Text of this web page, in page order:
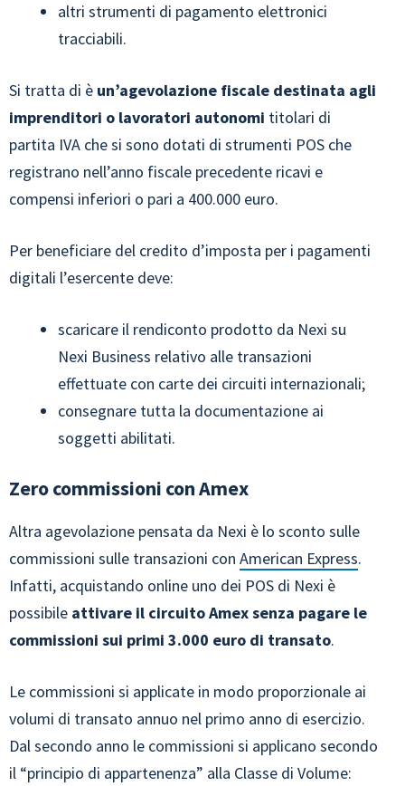
altri strumenti di pagamento elettronici
tracciabili.
Si tratta di è un’agevolazione fiscale destinata agli
imprenditori o lavoratori autonomi titolari di
partita IVA che si sono dotati di strumenti POS che
registrano nell’anno fiscale precedente ricavi e
compensi inferiori o pari a 400.000 euro.
Per beneficiare del credito d’imposta per i pagamenti
digitali l’esercente deve:
scaricare il rendiconto prodotto da Nexi su
Nexi Business relativo alle transazioni
effettuate con carte dei circuiti internazionali;
consegnare tutta la documentazione ai
soggetti abilitati.
Zero commissioni con Amex
Altra agevolazione pensata da Nexi è lo sconto sulle
commissioni sulle transazioni con American Express.
Infatti, acquistando online uno dei POS di Nexi è
possibile attivare il circuito Amex senza pagare le
commissioni sui primi 3.000 euro di transato.
Le commissioni si applicate in modo proporzionale ai
volumi di transato annuo nel primo anno di esercizio.
Dal secondo anno le commissioni si applicano secondo
il “principio di appartenenza” alla Classe di Volume: